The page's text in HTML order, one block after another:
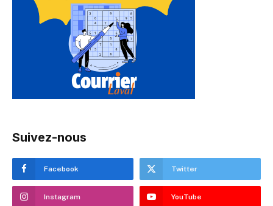
Suivez-nous
Facebook Twitter
Instagram YouTube